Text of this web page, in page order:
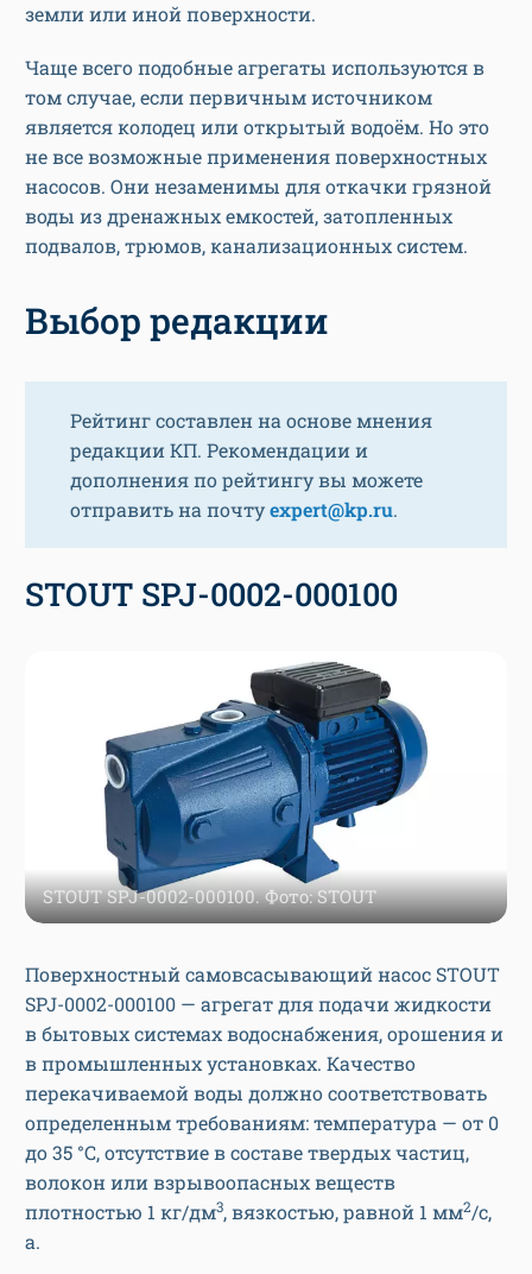
земли или иной поверхности.
Чаще всего подобные агрегаты используются в
том случае, если первичным источником
является колодец или открытый водоём. Но это
не все возможные применения поверхностных
насосов. Они незаменимы для откачки грязной
воды из дренажных емкостей, затопленных
подвалов, трюмов, канализационных систем.
Выбор редакции
Рейтинг составлен на основе мнения
редакции КП. Рекомендации и
дополнения по рейтингу вы можете
отправить на почтуexpert@kp.ru.
STOUT SPJ-0002-000100
STOUT SPJ-0002-000100. Фото: STOUT
Поверхностный самовсасывающий насос STOUT
SPJ-0002-000100 — агрегат для подачи жидкости
в бытовых системах водоснабжения, орошения и
в промышленных установках. Качество
перекачиваемой воды должно соответствовать
определенным требованиям: температура — от 0
до 35 °С, отсутствие в составе твердых частиц,
волокон или взрывоопасных веществ
плотностью 1 кг/дм3, вязкостью, равной 1 мм2/с,
а.